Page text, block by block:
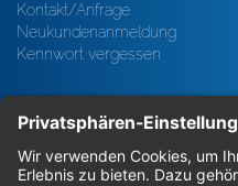
Kontakt/Anfrage
Neukundenanmeldung
Kennwort vergessen